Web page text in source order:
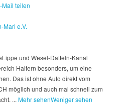
Mail teilen
Marl e.V.
Lippe und Wesel-Datteln-Kanal
Haltern besonders, um eine
Das ist ohne Auto direkt vom
möglich und auch mal schnell zum
... Mehr sehenWeniger sehen